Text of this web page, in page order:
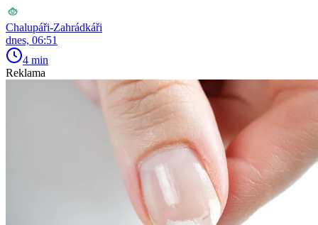
Chalupáři-Zahrádkáři
dnes, 06:51
4 min
Reklama